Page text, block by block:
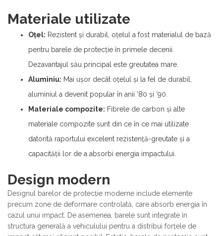
Materiale utilizate
Oțel: Rezistent și durabil, oțelul a fost materialul de bază
pentru barele de protecție în primele decenii.
Dezavantajul său principal este greutatea mare.
Aluminiu: Mai ușor decât oțelul și la fel de durabil,
aluminiul a devenit popular în anii ’80 și ’90.
Materiale compozite: Fibrele de carbon și alte
materiale compozite sunt din ce în ce mai utilizate
datorită raportului excelent rezistență-greutate și a
capacității lor de a absorbi energia impactului.
Design modern
Designul barelor de protecție moderne include elemente
precum zone de deformare controlată, care absorb energia în
cazul unui impact. De asemenea, barele sunt integrate în
structura generală a vehiculului pentru a distribui forțele de